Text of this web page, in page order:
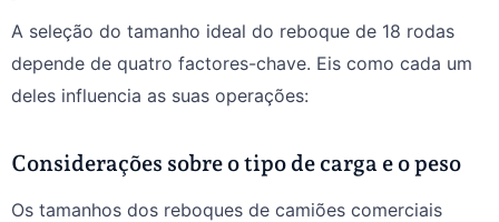
A seleção do tamanho ideal do reboque de 18 rodas
depende de quatro factores-chave. Eis como cada um
deles influencia as suas operações:
Considerações sobre o tipo de carga e o peso
Os tamanhos dos reboques de camiões comerciais